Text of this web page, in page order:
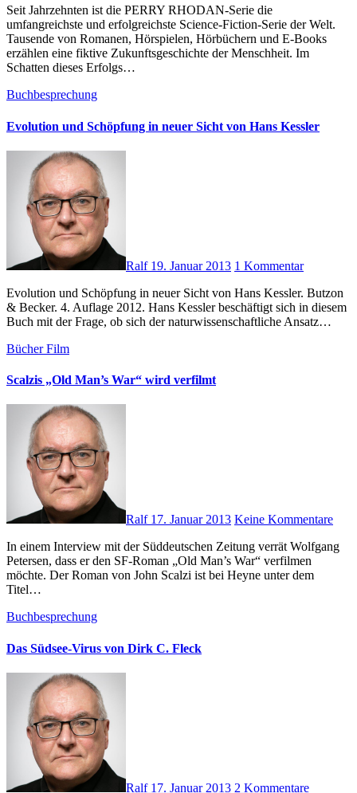
Seit Jahrzehnten ist die PERRY RHODAN-Serie die
umfangreichste und erfolgreichste Science-Fiction-Serie der Welt.
Tausende von Romanen, Hörspielen, Hörbüchern und E-Books
erzählen eine fiktive Zukunftsgeschichte der Menschheit. Im
Schatten dieses Erfolgs…
Buchbesprechung
Evolution und Schöpfung in neuer Sicht von Hans Kessler
Ralf 19. Januar 2013 1 Kommentar
Evolution und Schöpfung in neuer Sicht von Hans Kessler. Butzon
& Becker. 4. Auflage 2012. Hans Kessler beschäftigt sich in diesem
Buch mit der Frage, ob sich der naturwissenschaftliche Ansatz…
BücherFilm
Scalzis „Old Man’s War“ wird verfilmt
Ralf 17. Januar 2013 Keine Kommentare
In einem Interview mit der Süddeutschen Zeitung verrät Wolfgang
Petersen, dass er den SF-Roman „Old Man’s War“ verfilmen
möchte. Der Roman von John Scalzi ist bei Heyne unter dem
Titel…
Buchbesprechung
Das Südsee-Virus von Dirk C. Fleck
Ralf 17. Januar 2013 2 Kommentare